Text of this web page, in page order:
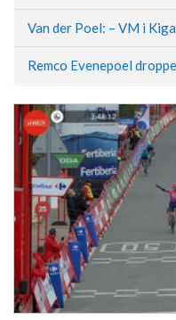
Van der Poel: – VM i